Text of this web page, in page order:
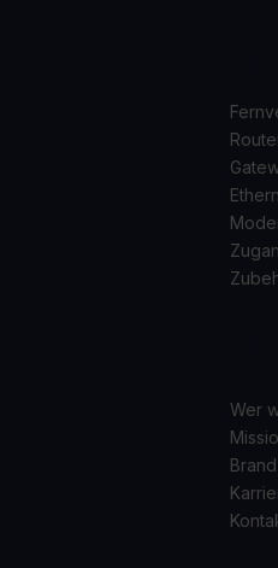
Wer